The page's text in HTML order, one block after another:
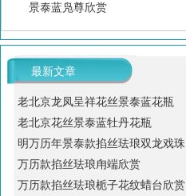
景泰蓝凫尊欣赏
最新文章
老北京龙凤呈祥花丝景泰蓝花瓶
老北京花丝景泰蓝牡丹花瓶
明万历年景泰款掐丝珐琅双龙戏珠
万历款掐丝珐琅甪端欣赏
万历款掐丝珐琅栀子花纹蜡台欣赏